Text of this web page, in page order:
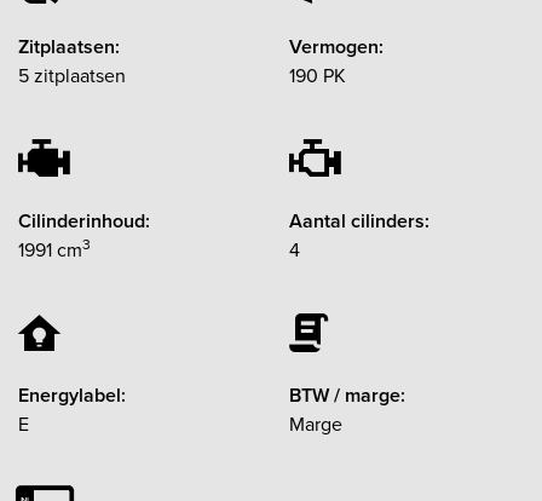
Zitplaatsen:
5 zitplaatsen
Vermogen:
190 PK
Cilinderinhoud:
1991 cm3
Aantal cilinders:
4
Energylabel:
E
BTW / marge:
Marge